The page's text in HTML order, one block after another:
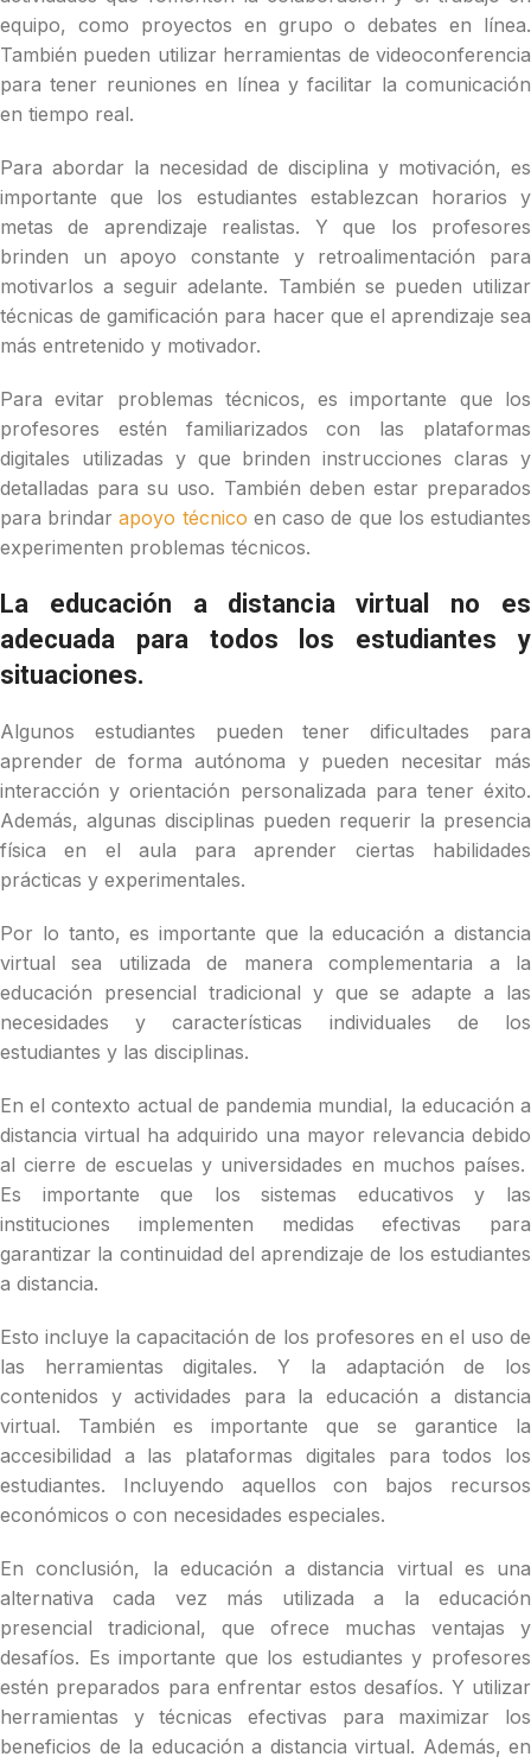
equipo, como proyectos en grupo o debates en línea.
También pueden utilizar herramientas de videoconferencia
para tener reuniones en línea y facilitar la comunicación
en tiempo real.
Para abordar la necesidad de disciplina y motivación, es
importante que los estudiantes establezcan horarios y
metas de aprendizaje realistas. Y que los profesores
brinden un apoyo constante y retroalimentación para
motivarlos a seguir adelante. También se pueden utilizar
técnicas de gamificación para hacer que el aprendizaje sea
más entretenido y motivador.
Para evitar problemas técnicos, es importante que los
profesores estén familiarizados con las plataformas
digitales utilizadas y que brinden instrucciones claras y
detalladas para su uso. También deben estar preparados
para brindarapoyo técnico en caso de que los estudiantes
experimenten problemas técnicos.
La educación a distancia virtual no es
adecuada para todos los estudiantes y
situaciones.
Algunos estudiantes pueden tener dificultades para
aprender de forma autónoma y pueden necesitar más
interacción y orientación personalizada para tener éxito.
Además, algunas disciplinas pueden requerir la presencia
física en el aula para aprender ciertas habilidades
prácticas y experimentales.
Por lo tanto, es importante que la educación a distancia
virtual sea utilizada de manera complementaria a la
educación presencial tradicional y que se adapte a las
necesidades y características individuales de los
estudiantes y las disciplinas.
En el contexto actual de pandemia mundial, la educación a
distancia virtual ha adquirido una mayor relevancia debido
al cierre de escuelas y universidades en muchos países.
Es importante que los sistemas educativos y las
instituciones implementen medidas efectivas para
garantizar la continuidad del aprendizaje de los estudiantes
a distancia.
Esto incluye la capacitación de los profesores en el uso de
las herramientas digitales. Y la adaptación de los
contenidos y actividades para la educación a distancia
virtual. También es importante que se garantice la
accesibilidad a las plataformas digitales para todos los
estudiantes. Incluyendo aquellos con bajos recursos
económicos o con necesidades especiales.
En conclusión, la educación a distancia virtual es una
alternativa cada vez más utilizada a la educación
presencial tradicional, que ofrece muchas ventajas y
desafíos. Es importante que los estudiantes y profesores
estén preparados para enfrentar estos desafíos. Y utilizar
herramientas y técnicas efectivas para maximizar los
beneficios de la educación a distancia virtual. Además, en